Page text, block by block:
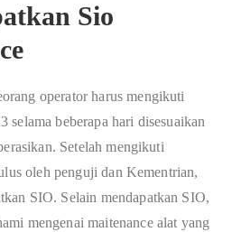
Sio
operator harus mengikuti
selama beberapa hari disesuaikan
Setelah mengikuti
oleh penguji dan Kementrian,
SIO. Selain mendapatkan SIO,
mengenai maitenance alat yang